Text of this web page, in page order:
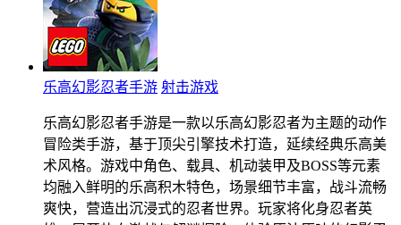
乐高幻影忍者手游 射击游戏
乐高幻影忍者手游是一款以乐高幻影忍者为主题的动作
冒险类手游，基于顶尖引擎技术打造，延续经典乐高美
术风格。游戏中角色、载具、机动装甲及BOSS等元素
均融入鲜明的乐高积木特色，场景细节丰富，战斗流畅
爽快，营造出沉浸式的忍者世界。玩家将化身忍者英